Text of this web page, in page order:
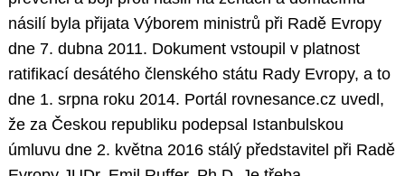
násilí byla přijata Výborem ministrů při Radě Evropy
dne 7. dubna 2011. Dokument vstoupil v platnost
ratifikací desátého členského státu Rady Evropy, a to
dne 1. srpna roku 2014. Portál rovnesance.cz uvedl,
že za Českou republiku podepsal Istanbulskou
úmluvu dne 2. května 2016 stálý představitel při Radě